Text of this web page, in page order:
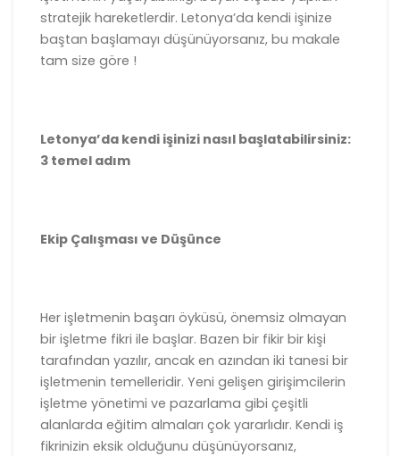
stratejik hareketlerdir. Letonya’da kendi işinize
baştan başlamayı düşünüyorsanız, bu makale
tam size göre !
Letonya’da kendi işinizi nasıl başlatabilirsiniz:
3 temel adım
Ekip Çalışması ve Düşünce
Her işletmenin başarı öyküsü, önemsiz olmayan
bir işletme fikri ile başlar. Bazen bir fikir bir kişi
tarafından yazılır, ancak en azından iki tanesi bir
işletmenin temelleridir. Yeni gelişen girişimcilerin
işletme yönetimi ve pazarlama gibi çeşitli
alanlarda eğitim almaları çok yararlıdır. Kendi iş
fikrinizin eksik olduğunu düşünüyorsanız,